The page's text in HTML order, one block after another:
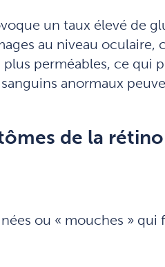
un taux élevé de
au niveau oculaire,
perméables, ce qui
anormaux
de la
ou « mouches »